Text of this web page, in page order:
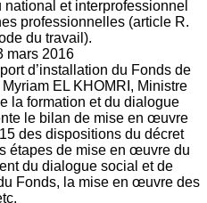
national et interprofessionnel
professionnelles (article R.
du travail).
mars 2016
d’installation du Fonds de
EL KHOMRI, Ministre
la formation et du dialogue
le bilan de mise en œuvre
des dispositions du décret
étapes de mise en œuvre du
du dialogue social et de
Fonds, la mise en œuvre des